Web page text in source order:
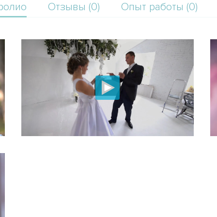
Отзывы (0) Опыт работы (0)